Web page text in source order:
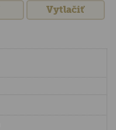
Vytlačiť